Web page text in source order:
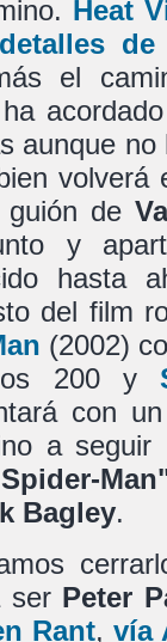
Heat
el
aunque
guión de
y
del film
(2002)
los 200 y
con
a
Bagley.
ser Peter
Rant, vía